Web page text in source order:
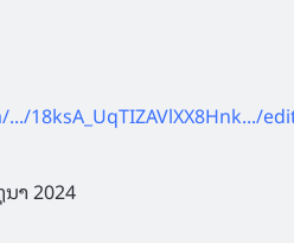
18ksA_UqTIZAVlXX8Hnk.../
າ 2024